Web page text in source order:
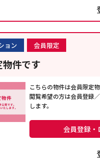
ョン 会員限定
件です
こちらの物件は会員限定物
閲覧希望の方は会員登録
します。
会員登録・